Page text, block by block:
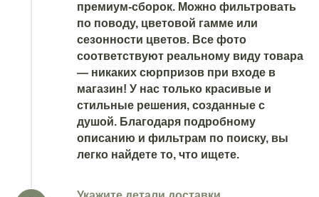
премиум-сборок. Можно фильтровать
по поводу, цветовой гамме или
сезонности цветов. Все фото
соответствуют реальному виду товара
— никаких сюрпризов при входе в
магазин! У нас только красивые и
стильные решения, созданные с
душой. Благодаря подробному
описанию и фильтрам по поиску, вы
легко найдете то, что ищете.